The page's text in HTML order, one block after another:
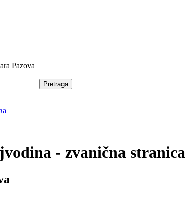
Pazova
Pretraga
- zvanična stranica